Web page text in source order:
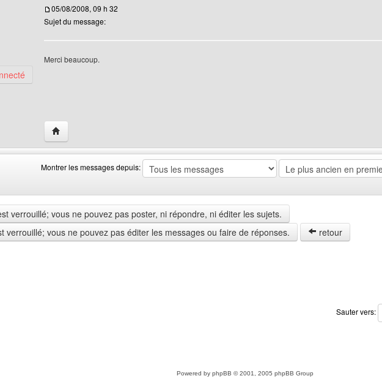
de l'utilisateur
05/08/2008, 09 h 32
Sujet du message:
Merci beaucoup.
Visiter le site web de l'utilisateur: da6c
Montrer les messages depuis:
les
messages
depuis
by
verrouillé; vous ne pouvez pas poster, ni répondre, ni éditer les sujets.
verrouillé; vous ne pouvez pas éditer les messages ou faire de réponses.
retour
Sauter vers:
Powered by phpBB © 2001, 2005 phpBB Group